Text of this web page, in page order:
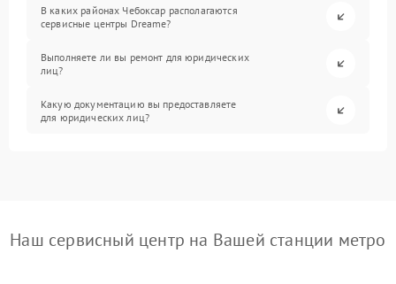
В каких районах Чебоксар располагаются
сервисные центры Dreame?
Выполняете ли вы ремонт для юридических
лиц?
Какую документацию вы предоставляете
для юридических лиц?
Наш сервисный центр на Вашей станции метро